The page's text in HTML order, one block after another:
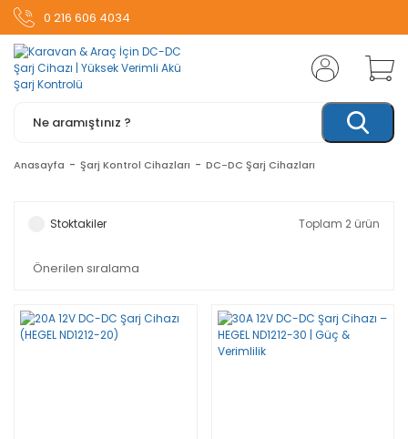
0 216 606 4034
Anasayfa Şarj Kontrol Cihazları DC-DC Şarj Cihazları
Stoktakiler Toplam 2 ürün